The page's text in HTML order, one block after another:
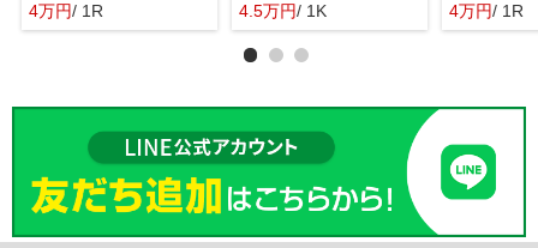
4万円/ 1R
4.5万円/ 1K
4万円/ 1R